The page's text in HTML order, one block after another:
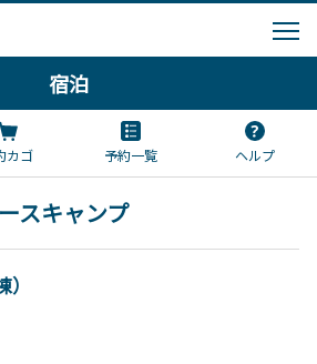
宿泊
カゴ 予約一覧 ヘルプ
スキャンプ